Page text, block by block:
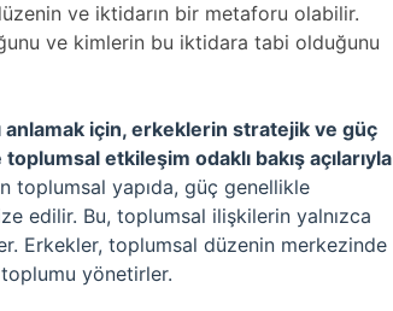
ve iktidarın bir metaforu olabilir.
ve kimlerin bu iktidara tabi olduğunu
anlamak için, erkeklerin stratejik ve güç
toplumsal etkileşim odaklı bakış açılarıyla
toplumsal yapıda, güç genellikle
edilir. Bu, toplumsal ilişkilerin yalnızca
Erkekler, toplumsal düzenin merkezinde
yönetirler.